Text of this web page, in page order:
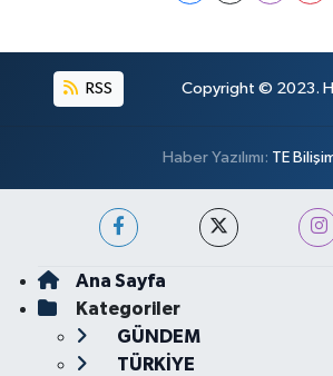
RSS Copyright © 2023.
Haber Yazılımı: TE
Ana Sayfa
Kategoriler
GÜNDEM
TÜRKİYE